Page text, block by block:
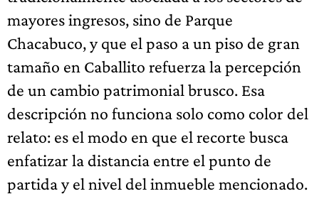
mayores ingresos, sino de Parque
Chacabuco, y que el paso a un piso de gran
tamaño en Caballito refuerza la percepción
de un cambio patrimonial brusco. Esa
descripción no funciona solo como color del
relato: es el modo en que el recorte busca
enfatizar la distancia entre el punto de
partida y el nivel del inmueble mencionado.